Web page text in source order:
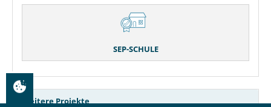
SEP-SCHULE
Weitere Projekte